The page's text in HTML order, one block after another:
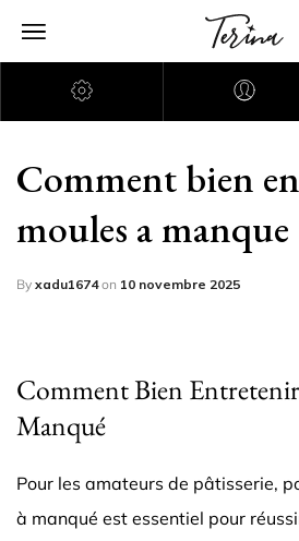
Comment bien
moules a manque
By xadu1674on 10 novembre 2025
Comment Bien Entretenir
Manqué
Pour les amateurs de pâtisserie,
à manqué est essentiel pour